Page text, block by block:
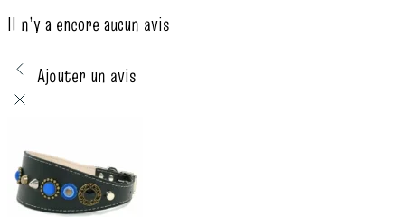
Il n’y a encore aucun avis
Ajouter un avis